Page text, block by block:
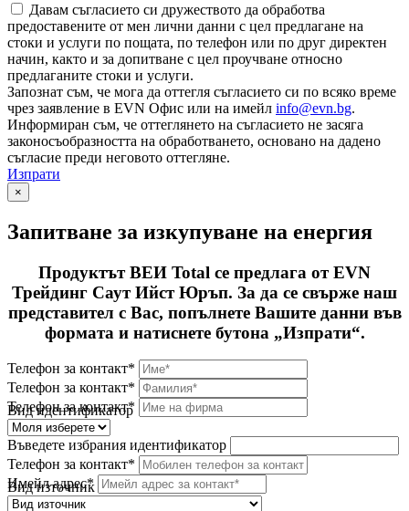
Давам съгласието си дружеството да обработва
предоставените от мен лични данни с цел предлагане на
стоки и услуги по пощата, по телефон или по друг директен
начин, както и за допитване с цел проучване относно
предлаганите стоки и услуги.
Запознат съм, че мога да оттегля съгласието си по всяко време
чрез заявление в EVN Офис или на имейл info@evn.bg.
Информиран съм, че оттеглянето на съгласието не засяга
законосъобразността на обработването, основано на дадено
съгласие преди неговото оттегляне.
Изпрати
×
Запитване за изкупуване на енергия
Продуктът ВЕИ Total се предлага от EVN
Трейдинг Саут Ийст Юръп. За да се свърже наш
представител с Вас, попълнете Вашите данни във
формата и натиснете бутона „Изпрати“.
Телефон за контакт*
Телефон за контакт*
Телефон за контакт*
Вид идентификатор
Въведете избрания идентификатор
Телефон за контакт*
Имейл адрес*
Вид източник